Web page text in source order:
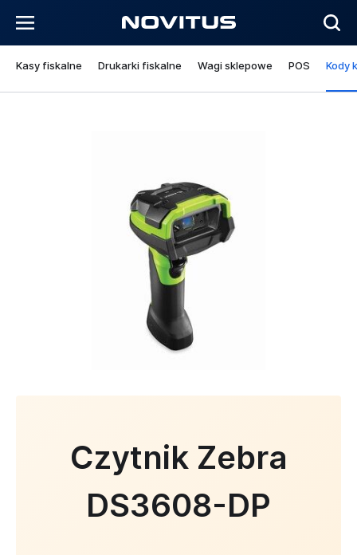
Kasy fiskalne Drukarki fiskalne Wagi sklepowe POS Kody
Czytnik Zebra
DS3608-DP